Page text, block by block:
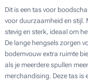
Dit is een tas voor
voor duurzaamheid en stijl.
stevig en sterk, ideaal om
De lange hengsels zorgen
bodemvouw extra ruimte
als je meerdere spullen
merchandising. Deze tas is